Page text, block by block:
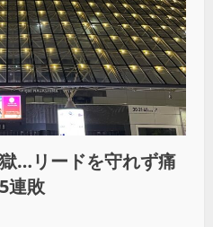
…リードを守れず痛
連敗